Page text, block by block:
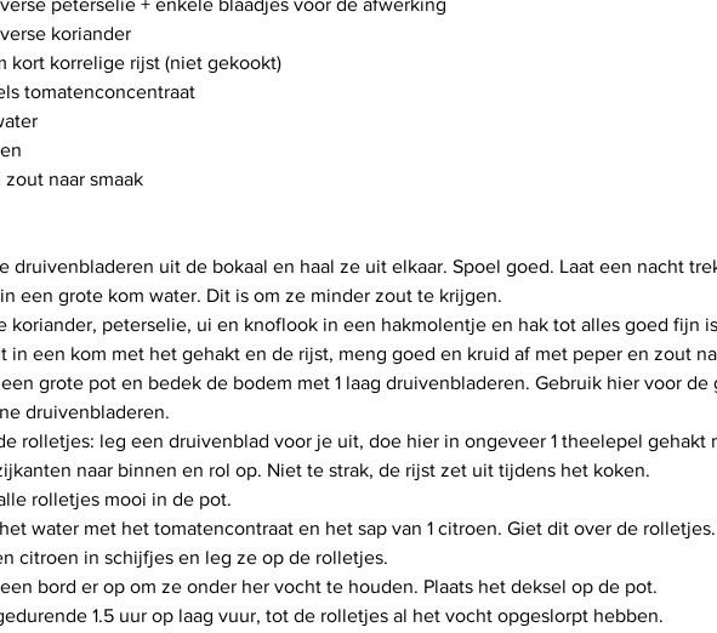
peterselie + enkele blaadjes voor de afwerking
koriander
kort korrelige rijst (niet gekookt)
tomatenconcentraat
zout naar smaak
druivenbladeren uit de bokaal en haal ze uit elkaar. Spoel goed. Laat een nacht
een grote kom water. Dit is om ze minder zout te krijgen.
koriander, peterselie, ui en knoflook in een hakmolentje en hak tot alles goed fijn
in een kom met het gehakt en de rijst, meng goed en kruid af met peper en zout
een grote pot en bedek de bodem met 1 laag druivenbladeren. Gebruik hier voor de
druivenbladeren.
rolletjes: leg een druivenblad voor je uit, doe hier in ongeveer 1 theelepel gehakt
naar binnen en rol op. Niet te strak, de rijst zet uit tijdens het koken.
rolletjes mooi in de pot.
water met het tomatencontraat en het sap van 1 citroen. Giet dit over de rolletjes.
citroen in schijfjes en leg ze op de rolletjes.
een bord er op om ze onder her vocht te houden. Plaats het deksel op de pot.
1.5 uur op laag vuur, tot de rolletjes al het vocht opgeslorpt hebben.